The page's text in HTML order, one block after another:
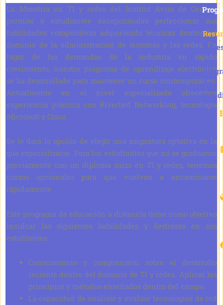
La Maestría en TI y redes del Institut Avrio de Genève
permite a estudiantes excepcionales perfeccionar sus
habilidades competitivas adquiriendo técnicas dentro del
dominio de la administración de sistemas y las redes. En
lugar de las demandas de la industria en rápido
crecimiento, nuestro programa de aprendizaje electrónico
se ha desarrollado para mantener un curso contemporáneo.
Actualmente en el nivel especializado ofrecemos
experiencia práctica con Riverbed Networking, tecnología
Microsoft y Cisco.
Se le dará la opción de elegir una asignatura optativa en la
que especializarse. Para los estudiantes que no se graduaron
previamente con un diploma suizo en TI y redes, tenemos
cursos opcionales para que vuelvan a encaminarse
rápidamente.
Este programa de educación a distancia tiene como objetivo
inculcar las siguientes habilidades y destrezas en sus
estudiantes:
Conocimiento y comprensión sobre el desarrollo
reciente dentro del dominio de TI y redes. Aplicar los
principios y métodos enseñados dentro del campo.
La capacidad de analizar y evaluar tecnologías de red
de